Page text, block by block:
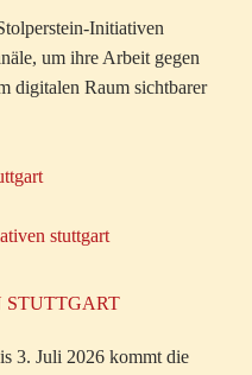
Initiativen
um ihre Arbeit gegen
digitalen Raum sichtbarer
stuttgart
STUTTGART
3. Juli 2026 kommt die